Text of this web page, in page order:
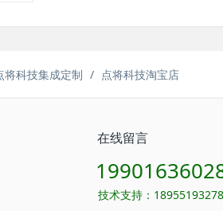
将科技集成定制 点将科技淘宝店
在线留言
技术支持：